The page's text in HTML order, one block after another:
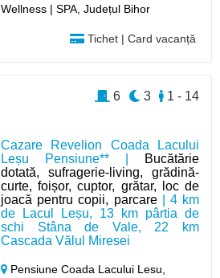
Wellness | SPA, Județul Bihor
Tichet | Card vacanță
Cazare Revelion Coada Lacului
Leșu Pensiune** |
Bucătărie
dotată, sufragerie-living, grădină-
curte, foișor, cuptor, grătar, loc de
joacă pentru copii, parcare| 4 km
de Lacul Leșu, 13 km pârtia de
schi Stâna de Vale, 22 km
Cascada Vălul Miresei
Pensiune Coada Lacului Lesu,
1 - 14
3
6